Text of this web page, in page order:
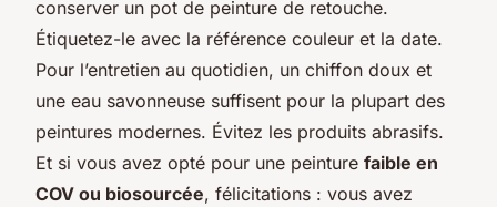
conserver un pot de peinture de retouche.
Étiquetez-le avec la référence couleur et la date.
Pour l’entretien au quotidien, un chiffon doux et
une eau savonneuse suffisent pour la plupart des
peintures modernes. Évitez les produits abrasifs.
Et si vous avez opté pour une peinture faible en
COV ou biosourcée, félicitations : vous avez